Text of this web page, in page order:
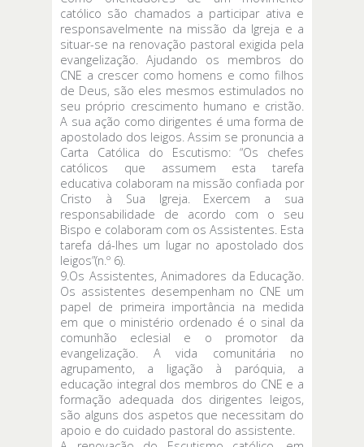
católico são chamados a participar ativa e
responsavelmente na missão da Igreja e a
situar-se na renovação pastoral exigida pela
evangelização. Ajudando os membros do
CNE a crescer como homens e como filhos
de Deus, são eles mesmos estimulados no
seu próprio crescimento humano e cristão.
A sua ação como dirigentes é uma forma de
apostolado dos leigos. Assim se pronuncia a
Carta Católica do Escutismo: “Os chefes
católicos que assumem esta tarefa
educativa colaboram na missão confiada por
Cristo à Sua Igreja. Exercem a sua
responsabilidade de acordo com o seu
Bispo e colaboram com os Assistentes. Esta
tarefa dá-lhes um lugar no apostolado dos
leigos”(n.º 6).
9.Os Assistentes, Animadores da Educação.
Os assistentes desempenham no CNE um
papel de primeira importância na medida
em que o ministério ordenado é o sinal da
comunhão eclesial e o promotor da
evangelização. A vida comunitária no
agrupamento, a ligação à paróquia, a
educação integral dos membros do CNE e a
formação adequada dos dirigentes leigos,
são alguns dos aspetos que necessitam do
apoio e do cuidado pastoral do assistente.